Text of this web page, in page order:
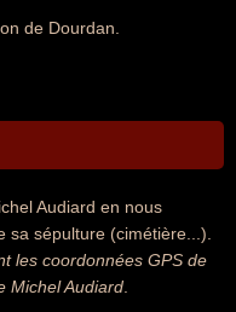
de Dourdan.
Audiard en nous
sépulture (cimétière...).
les coordonnées GPS de
Michel Audiard